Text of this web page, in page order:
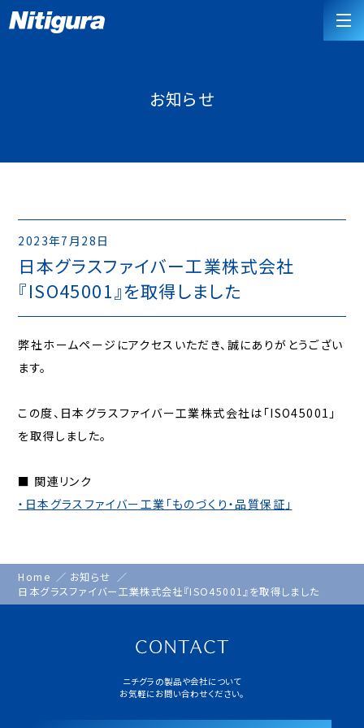
お知らせ
2023年7月28日
日本グラスファイバー工業株式会社
『ISO45001』を取得しました
弊社ホームページにアクセスいただき、誠にありがとうござい
ます。
この度、日本グラスファイバー工業株式会社は「ISO45001」
を取得しました。
■ 関連リンク
・日本グラスファイバー工業「ものづくり・品質保証」
Home
お知らせ
日本グラスファイバー工業株式会社『ISO45001』を取得しました
ニチグラの製品や会社について
お気軽にお問い合わせください。